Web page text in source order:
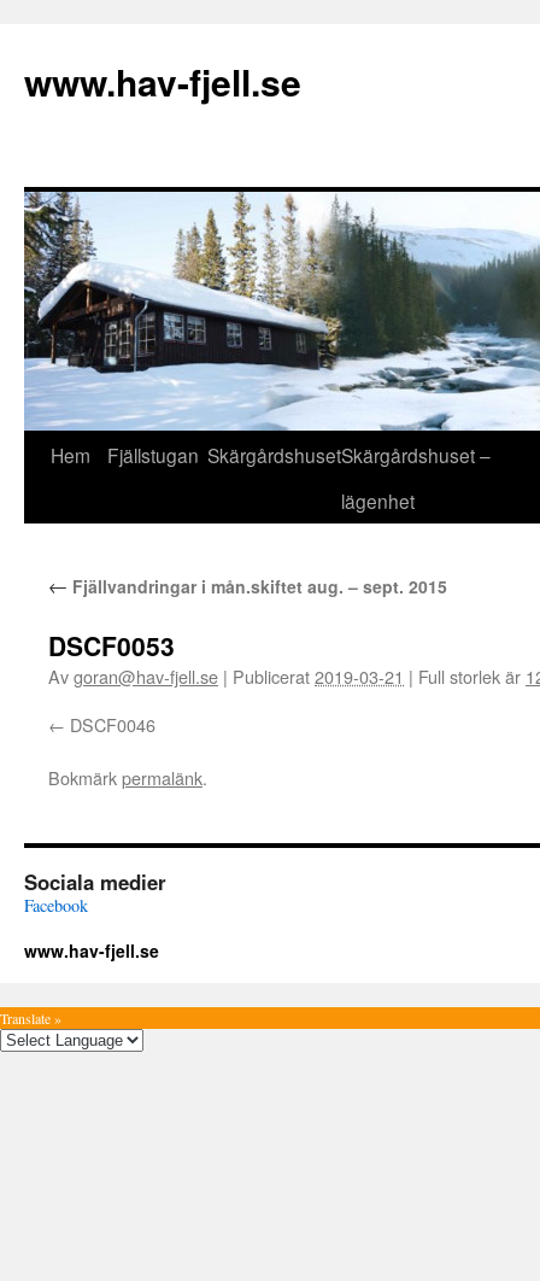
innehåll
www.hav-fjell.se
Hem Fjällstugan SkärgårdshusetSkärgårdshuset –
lägenhet
← Fjällvandringar i mån.skiftet aug. – sept. 2015
DSCF0053
Avgoran@hav-fjell.se | Publicerat2019-03-21 | Full storlek är
DSCF0046
Bokmärkpermalänk.
Sociala medier
Facebook
www.hav-fjell.se
Translate »